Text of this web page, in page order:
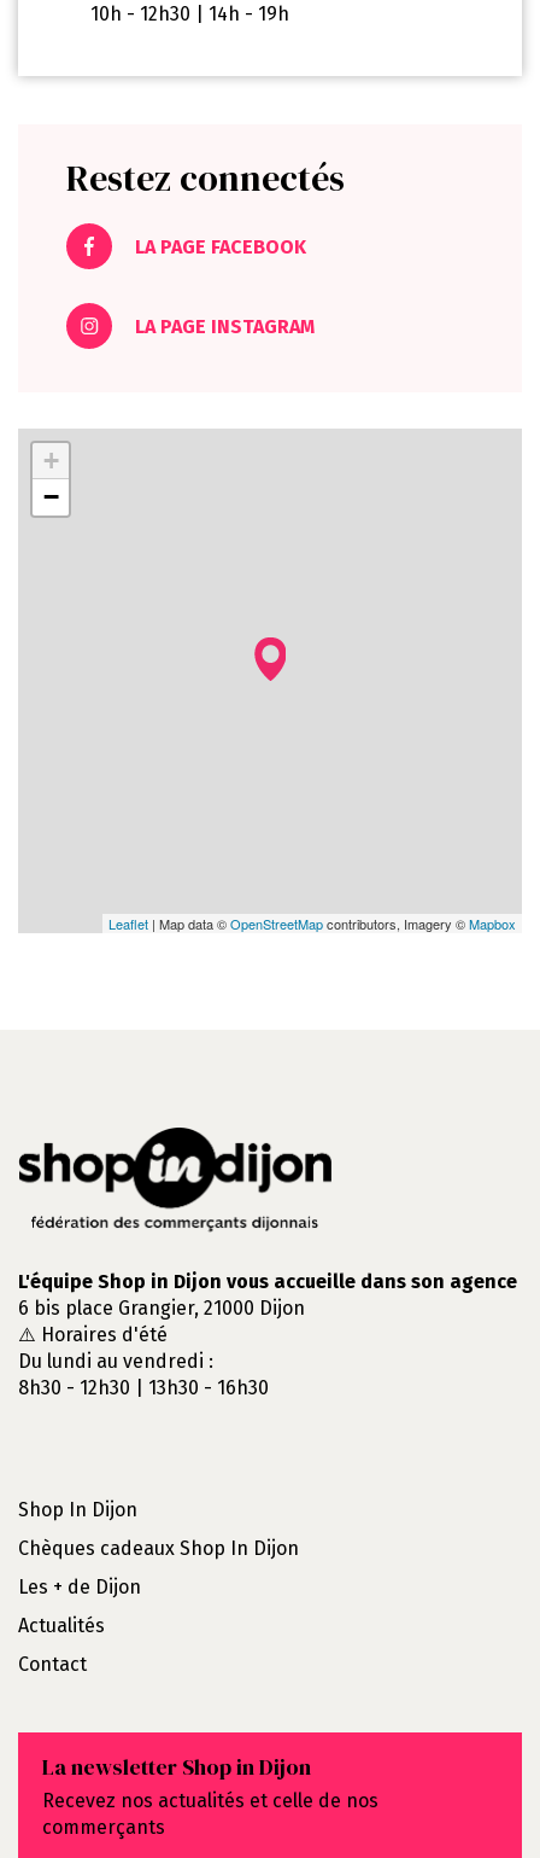
10h - 12h30 | 14h - 19h
Restez connectés
LA PAGE FACEBOOK
LA PAGE INSTAGRAM
+
−
Leaflet | Map data ©OpenStreetMapcontributors, Imagery ©Mapbox
L'équipe Shop in Dijon vous accueille dans son agence
6 bis place Grangier, 21000 Dijon
⚠️ Horaires d'été
Du lundi au vendredi :
8h30 - 12h30 | 13h30 - 16h30
Shop In Dijon
Chèques cadeaux Shop In Dijon
Les + de Dijon
Actualités
Contact
La newsletter Shop in Dijon
Recevez nos actualités et celle de nos
commerçants